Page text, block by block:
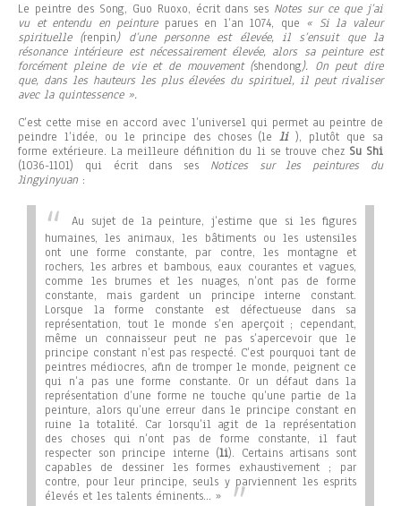
Le peintre des Song, Guo Ruoxo, écrit dans ses Notes sur ce que j’ai
vu et entendu en peintureparues en l’an 1074, que « Si la valeur
spirituelle (renpin) d’une personne est élevée, il s’ensuit que la
résonance intérieure est nécessairement élevée, alors sa peinture est
forcément pleine de vie et de mouvement (shendong). On peut dire
que, dans les hauteurs les plus élevées du spirituel, il peut rivaliser
avec la quintessence ».
C’est cette mise en accord avec l’universel qui permet au peintre de
peindre l’idée, ou le principe des choses (leli ), plutôt que sa
forme extérieure. La meilleure définition du li se trouve chez Su Shi
(1036-1101) qui écrit dans ses Notices sur les peintures du
Jingyinyuan:
Au sujet de la peinture, j’estime que si les figures
humaines, les animaux, les bâtiments ou les ustensiles
ont une forme constante, par contre, les montagne et
rochers, les arbres et bambous, eaux courantes et vagues,
comme les brumes et les nuages, n’ont pas de forme
constante, mais gardent un principe interne constant.
Lorsque la forme constante est défectueuse dans sa
représentation, tout le monde s’en aperçoit ; cependant,
même un connaisseur peut ne pas s’apercevoir que le
principe constant n’est pas respecté. C’est pourquoi tant de
peintres médiocres, afin de tromper le monde, peignent ce
qui n’a pas une forme constante. Or un défaut dans la
représentation d’une forme ne touche qu’une partie de la
peinture, alors qu’une erreur dans le principe constant en
ruine la totalité. Car lorsqu’il agit de la représentation
des choses qui n’ont pas de forme constante, il faut
respecter son principe interne (li). Certains artisans sont
capables de dessiner les formes exhaustivement ; par
contre, pour leur principe, seuls y parviennent les esprits
élevés et les talents éminents… »